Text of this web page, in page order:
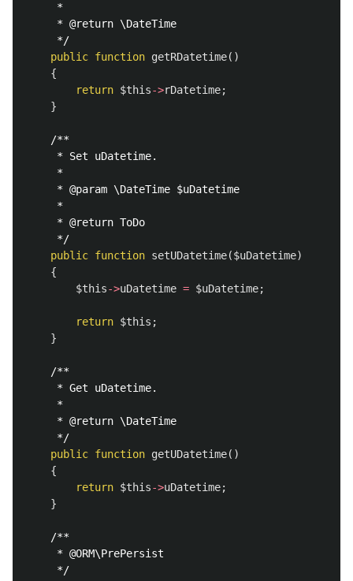
     *
     * @return \DateTime
     */
public function getRDatetime()
{
return $this->rDatetime;
}
/**
     * Set uDatetime.
     *
     * @param \DateTime $uDatetime
     *
     * @return ToDo
     */
public function setUDatetime($uDatetime)
{
$this->uDatetime = $uDatetime;
return $this ;
}
/**
     * Get uDatetime.
     *
     * @return \DateTime
     */
public function getUDatetime()
{
return $this->uDatetime;
}
/**
     * @ORM\PrePersist
     */